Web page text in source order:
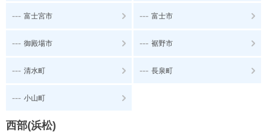
--- 富士宮市 --- 富士市
--- 御殿場市 --- 裾野市
--- 清水町 --- 長泉町
--- 小山町
西部(浜松)